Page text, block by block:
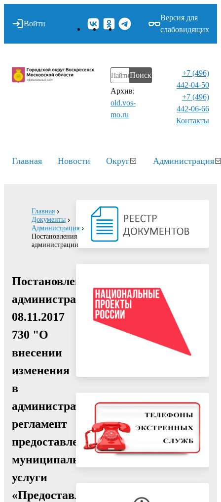
Войти
Версия для
слабовидящих
Поиск
Архив:
old.vos-
mo.ru
+7 (496)
442-04-50
+7 (496)
442-06-66
Контакты⁠
Главная Новости Округ Администрация
Главная
Документы
Администрация
Постановления
администрации
Постановление
администрации
08.11.2017
730 "О
внесении
изменения
в
административный
регламент
предоставления
муниципальной
услуги
«Предоставление